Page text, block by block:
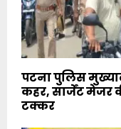
पटना पुलिस
कहर, सार्जेंट मेजर
टक्कर